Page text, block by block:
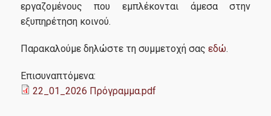
Ημερίδα Ισότιμης Πρόσβασης | 13.03.2025
Σήμα Διαφορετικότητας στις επιχειρήσεις | 30.04.2026
Χρήσιμα
εργαζομένους που εμπλέκονται άμεσα στην
εξυπηρέτηση κοινού.
Παρακαλούμε δηλώστε τη συμμετοχή σας εδώ.
Επισυναπτόμενα:
22_01_2026 Πρόγραμμα.pdf